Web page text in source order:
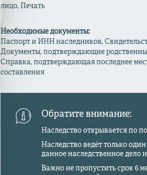
лицо, Печать
Необходимые документы:
Паспорт и ИНН наследников,
Документы, подтверждающие
Справка, подтверждающая последнее
составления
Обратите внимание:
Наследство открывается по
Наследство ведёт только
данное наследственное дело
Важно не пропустить срок 6